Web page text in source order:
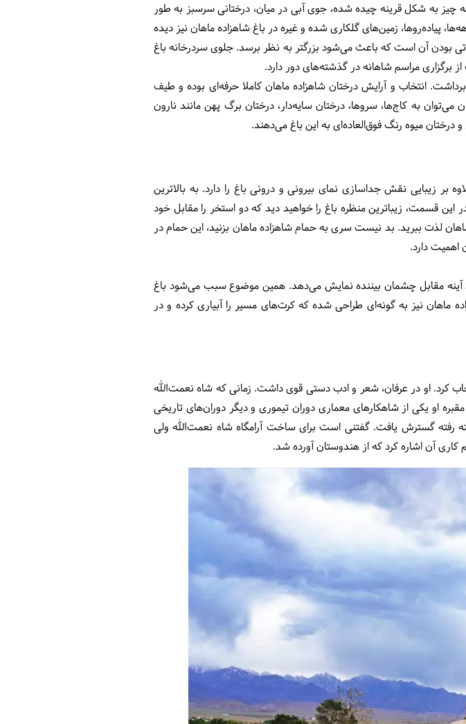
چیز به شکل قرینه چیده شده، جوی آبی در میان، درختانی سرسبز به طور
پیاده‌روها، زمین‌های گلکاری شده و غیره در باغ شاهزاده ماهان نیز دیده
بودن آن است که باعث می‌شود بزرگتر به نظر برسد. جلوی سردرخانه باغ
برگزاری مراسم شاهانه در گذشته‌های دور دارد.
انتخاب و آرایش درختان شاهزاده ماهان کاملا حرفه‌ای بوده و طیف
می‌توان به کاج‌ها، سروها، ‌درختان سایه‌دار، درختان برگ پهن مانند نارون
میوه رنگ فوق‌العاده‌ای به این باغ می‌دهند.
زیبایی نقش جداسازی نمای بیرونی و درونی باغ را دارد. به بالاترین
زیباترین منظره باغ را خواهید دید که دو استخر را مقابل خود
لذت ببرید. بد نیست سری به حمام شاهزاده ماهان بزنید، این حمام در
اهمیت دارد.
آینه مقابل چشمان بیننده نمایش می‌دهد. همین موضوع سبب می‌شود باغ
ماهان نیز به گونه‌ای طراحی شده که کرت‌های مسیر را آبیاری کرده و در
کرد. او در عرفان، شعر و ادب دستی قوی داشت. زمانی که شاه نعمت‌الله
مقبره او یکی از شاهکارهای معماری دوران تیموری و دیگر دوران‌های تاریخی
رفته گسترش یافت. گفتنی است برای ساخت آرامگاه شاه نعمت‌الله ولی
آن اشاره کرد که از هندوستان آورده شد.